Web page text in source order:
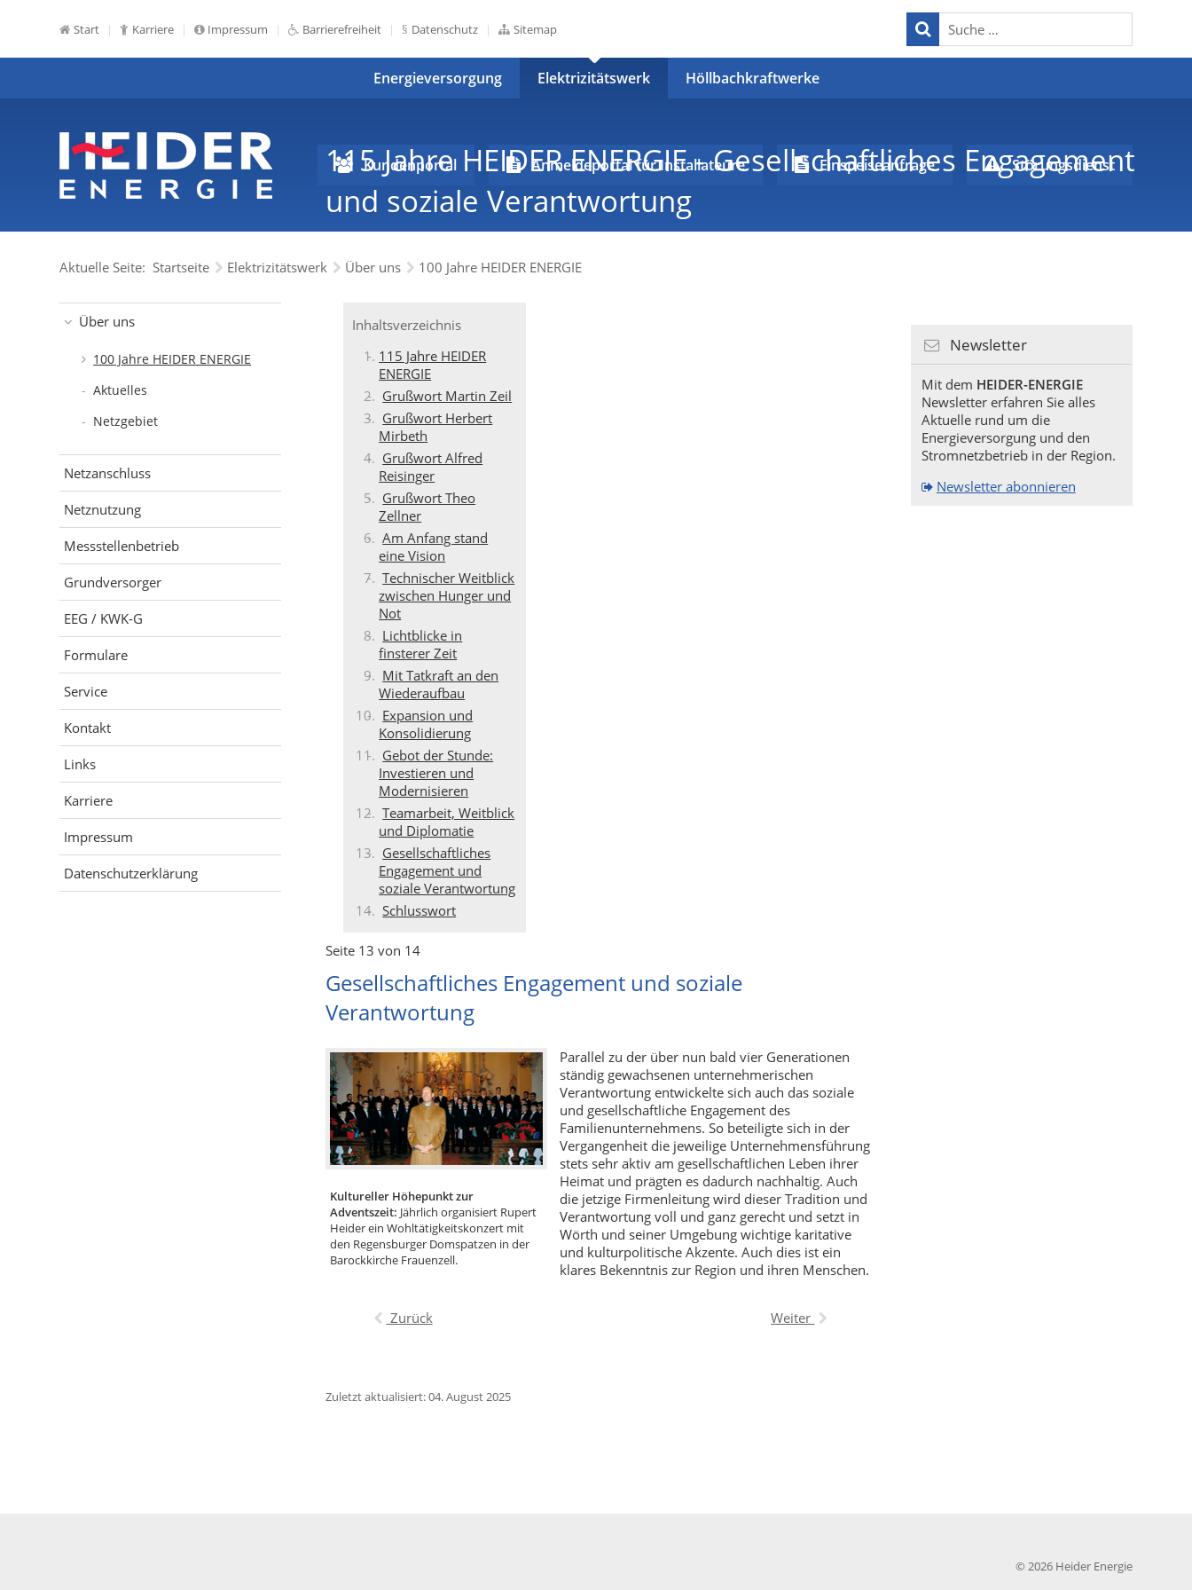
Start Karriere Impressum Barrierefreiheit Datenschutz Sitemap
Energieversorgung Elektrizitätswerk Höllbachkraftwerke
Kundenportal Anmeldeportal für Installateure Einspeiseanfrage Störungsdienst
Aktuelle Seite: Startseite Elektrizitätswerk Über uns 100 Jahre HEIDER ENERGIE
Über uns
100 Jahre HEIDER ENERGIE
Aktuelles
Netzgebiet
Netzanschluss
Netznutzung
Messstellenbetrieb
Grundversorger
EEG / KWK-G
Formulare
Service
Kontakt
Links
Karriere
Impressum
Datenschutzerklärung
115 Jahre HEIDER ENERGIE - Gesellschaftliches Engagement
und soziale Verantwortung
Inhaltsverzeichnis
115 Jahre HEIDER
ENERGIE
Grußwort Martin Zeil
Grußwort Herbert
Mirbeth
Grußwort Alfred
Reisinger
Grußwort Theo
Zellner
Am Anfang stand
eine Vision
Technischer Weitblick
zwischen Hunger und
Not
Lichtblicke in
finsterer Zeit
Mit Tatkraft an den
Wiederaufbau
Expansion und
Konsolidierung
Gebot der Stunde:
Investieren und
Modernisieren
Teamarbeit, Weitblick
und Diplomatie
Gesellschaftliches
Engagement und
soziale Verantwortung
Schlusswort
Seite 13 von 14
Gesellschaftliches Engagement und soziale
Verantwortung
Kultureller Höhepunkt zur
Adventszeit: Jährlich organisiert Rupert
Heider ein Wohltätigkeitskonzert mit
den Regensburger Domspatzen in der
Barockkirche Frauenzell.
Parallel zu der über nun bald vier Generationen
ständig gewachsenen unternehmerischen
Verantwortung entwickelte sich auch das soziale
und gesellschaftliche Engagement des
Familienunternehmens. So beteiligte sich in der
Vergangenheit die jeweilige Unternehmensführung
stets sehr aktiv am gesellschaftlichen Leben ihrer
Heimat und prägten es dadurch nachhaltig. Auch
die jetzige Firmenleitung wird dieser Tradition und
Verantwortung voll und ganz gerecht und setzt in
Wörth und seiner Umgebung wichtige karitative
und kulturpolitische Akzente. Auch dies ist ein
klares Bekenntnis zur Region und ihren Menschen.
Zurück Weiter
Zuletzt aktualisiert: 04. August 2025
Newsletter
Mit dem HEIDER-ENERGIE
Newsletter erfahren Sie alles
Aktuelle rund um die
Energieversorgung und den
Stromnetzbetrieb in der Region.
Newsletter abonnieren
© 2026 Heider Energie